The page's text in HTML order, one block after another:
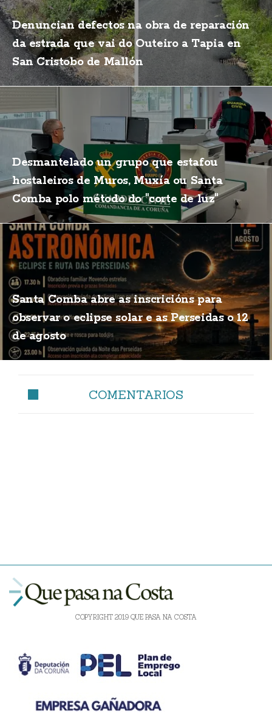
Denuncian defectos na obra de reparación
da estrada que vai do Outeiro a Tapia en
San Cristobo de Mallón
Desmantelado un grupo que estafou
hostaleiros de Muros, Muxía ou Santa
Comba polo método do "corte de luz"
Santa Comba abre as inscricións para
observar o eclipse solar e as Perseidas o 12
de agosto
COMENTARIOS
COPYRIGHT 2019 QUE PASA NA COSTA